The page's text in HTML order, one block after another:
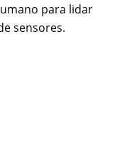
para lidar
sensores.